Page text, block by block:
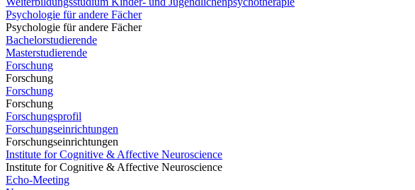
Psychologie für andere Fächer
Psychologie für andere Fächer
Bachelorstudierende
Masterstudierende
Forschung
Forschung
Forschung
Forschung
Forschungsprofil
Forschungseinrichtungen
Forschungseinrichtungen
Institute for Cognitive & Affective Neuroscience
Institute for Cognitive & Affective Neuroscience
Echo-Meeting